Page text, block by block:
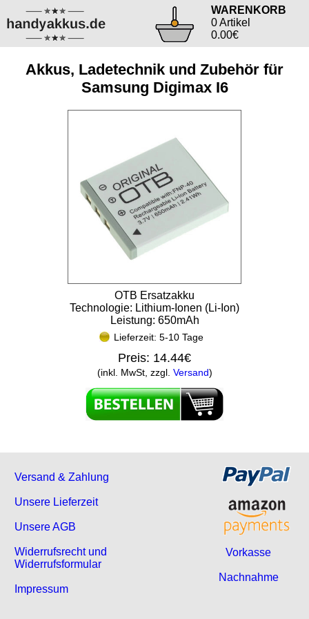
WARENKORB
0 Artikel
0.00€
Akkus, Ladetechnik und Zubehör für
Samsung Digimax I6
OTB Ersatzakku
Technologie: Lithium-Ionen (Li-Ion)
Leistung: 650mAh
Lieferzeit: 5-10 Tage
Preis: 14.44€
(inkl. MwSt, zzgl. Versand)
Versand & Zahlung
Unsere Lieferzeit
Unsere AGB
Widerrufsrecht und
Widerrufsformular
Impressum
Vorkasse
Nachnahme